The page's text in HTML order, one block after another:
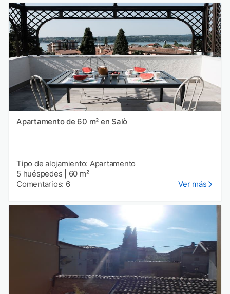
Apartamento de 60 m² en Salò
Tipo de alojamiento: Apartamento
5 huéspedes
60 m²
Comentarios: 6
Ver más